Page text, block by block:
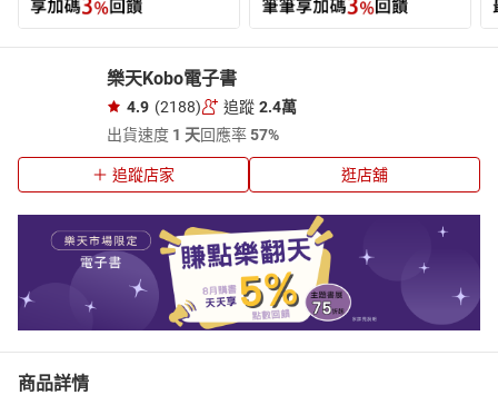
樂天Kobo電子書
4.9 (2188) 追蹤 2.4萬
出貨速度 1 天回應率57%
追蹤店家 逛店舖
商品詳情